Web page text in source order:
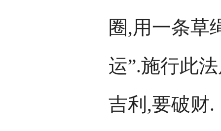
圈,用一条草
运”.施行此
吉利,要破财.